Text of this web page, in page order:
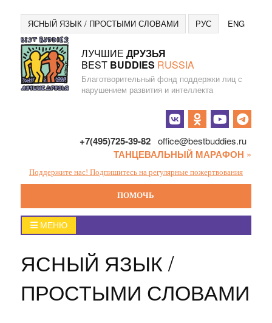
Перейти
к
содержанию
ЯСНЫЙ ЯЗЫК / ПРОСТЫМИ СЛОВАМИ РУС ENG
ЛУЧШИЕ ДРУЗЬЯ
BEST BUDDIES RUSSIA
Благотворительный фонд поддержки лиц с
нарушением развития и интеллекта
+7(495)725-39-82 office@bestbuddies.ru
ТАНЦЕВАЛЬНЫЙ МАРАФОН »
Поддержите нас! Подпишитесь на регулярные пожертвования
ПОМОЧЬ
Easy
Read
МЕНЮ
ЯСНЫЙ ЯЗЫК /
ПРОСТЫМИ СЛОВАМИ